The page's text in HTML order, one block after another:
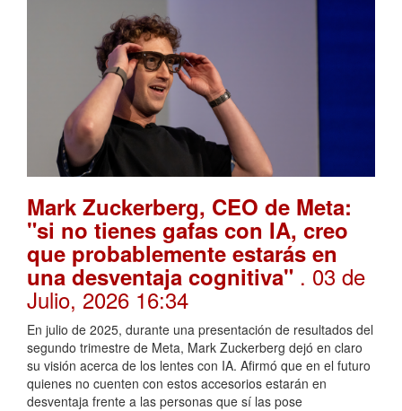
Mark Zuckerberg, CEO de Meta:
"si no tienes gafas con IA, creo
que probablemente estarás en
una desventaja cognitiva" . 03 de
Julio, 2026 16:34
En julio de 2025, durante una presentación de resultados del
segundo trimestre de Meta, Mark Zuckerberg dejó en claro
su visión acerca de los lentes con IA. Afirmó que en el futuro
quienes no cuenten con estos accesorios estarán en
desventaja frente a las personas que sí las pose